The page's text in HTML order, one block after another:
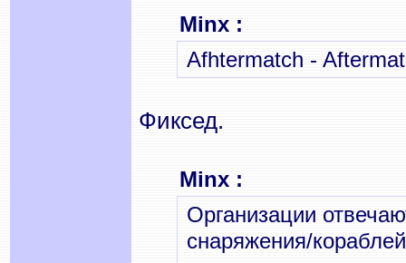
Minx :
Afhtеrmatch -
Фиксед.
Minx :
Организации
снаряжения/